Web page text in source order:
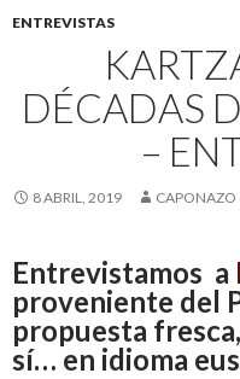
ENTREVISTAS
DÉCADAS
–
8 ABRIL, 2019 CAPONAZO
Entrevistamos a
proveniente del
propuesta
sí… en idioma